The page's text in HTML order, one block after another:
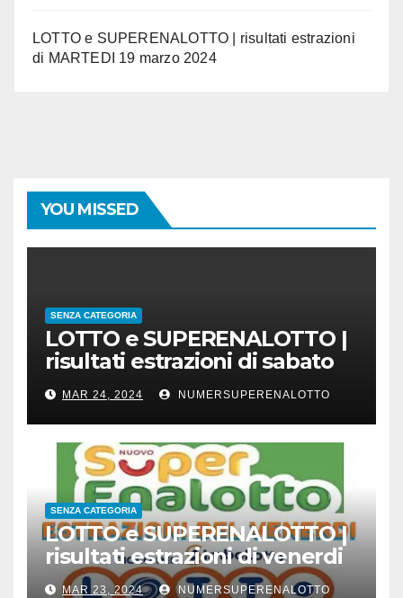
LOTTO e SUPERENALOTTO | risultati estrazioni
di MARTEDI 19 marzo 2024
YOU MISSED
SENZA CATEGORIA
LOTTO e SUPERENALOTTO |
risultati estrazioni di sabato
23 marzo 2024
MAR 24, 2024 NUMERSUPERENALOTTO
SENZA CATEGORIA
LOTTO e SUPERENALOTTO |
risultati estrazioni di venerdi
22 marzo 2024
MAR 23, 2024 NUMERSUPERENALOTTO